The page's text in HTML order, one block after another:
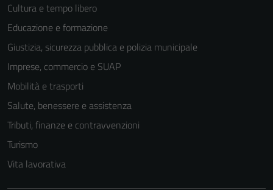
Cultura e tempo libero
Educazione e formazione
Giustizia, sicurezza pubblica e polizia municipale
Imprese, commercio e SUAP
Mobilità e trasporti
Salute, benessere e assistenza
Tributi, finanze e contravvenzioni
Turismo
Vita lavorativa